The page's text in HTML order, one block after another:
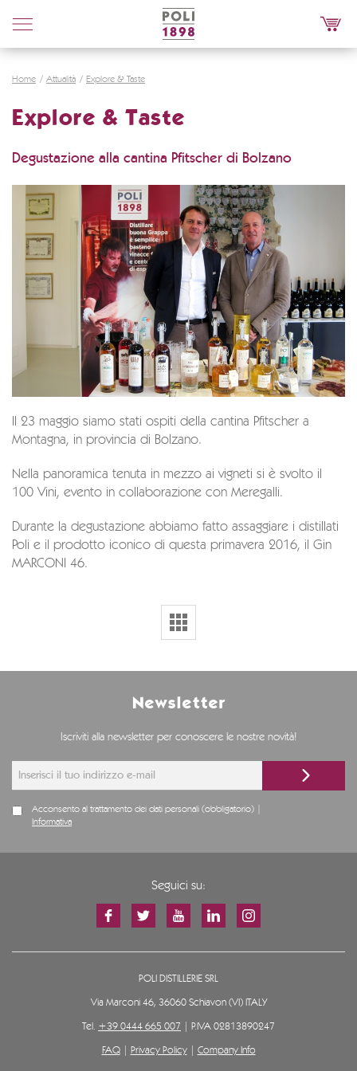
Poli
Distillerie
Home Attualità Explore & Taste
Explore & Taste
Degustazione alla cantina Pfitscher di Bolzano
Il 23 maggio siamo stati ospiti della cantina Pfitscher a
Montagna, in provincia di Bolzano.
Nella panoramica tenuta in mezzo ai vigneti si è svolto il
100 Vini, evento in collaborazione con Meregalli.
Durante la degustazione abbiamo fatto assaggiare i distillati
Poli e il prodotto iconico di questa primavera 2016, il Gin
MARCONI 46.
Newsletter
Iscriviti alla newsletter per conoscere le nostre novità!
Acconsento al trattamento dei dati personali (obbligatorio) |
Informativa
Seguici su:
POLI DISTILLERIE SRL
Via Marconi 46, 36060 Schiavon (VI) ITALY
Tel. +39 0444 665 007 | P.IVA 02813890247
FAQ| Privacy Policy| Company Info